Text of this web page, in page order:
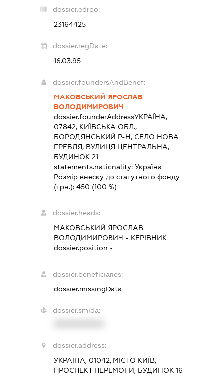
dossier.edrpo:
23164425
dossier.regDate:
16.03.95
dossier.foundersAndBenef:
МАКОВСЬКИЙ ЯРОСЛАВ
ВОЛОДИМИРОВИЧ
dossier.founderAddressУКРАЇНА,
07842, КИЇВСЬКА ОБЛ.,
БОРОДЯНСЬКИЙ Р-Н, СЕЛО НОВА
ГРЕБЛЯ, ВУЛИЦЯ ЦЕНТРАЛЬНА,
БУДИНОК 21
statements.nationality: Україна
Розмір внеску до статутного фонду
(грн.): 450 (100 %)
dossier.heads:
МАКОВСЬКИЙ ЯРОСЛАВ
ВОЛОДИМИРОВИЧ - КЕРІВНИК
dossier.position -
dossier.beneficiaries:
dossier.missingData
dossier.smida:
dossier.address:
УКРАЇНА, 01042, МІСТО КИЇВ,
ПРОСПЕКТ ПЕРЕМОГИ, БУДИНОК 16